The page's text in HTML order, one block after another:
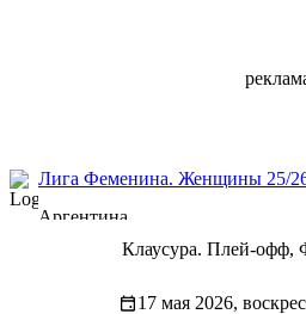
Лига Феменина. Женщины 25/
Аргентина
Клаусура. Плей-офф,
17 мая 2026,